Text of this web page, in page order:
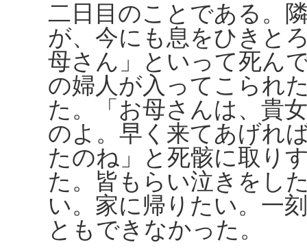
二日目のことである。
が、今にも息をひきと
母さん」といって死ん
の婦人が入ってこられ
た。「お母さんは、貴
のよ。早く来てあげれ
たのね」と死骸に取り
た。皆もらい泣きをし
い。家に帰りたい。一
ともできなかった。